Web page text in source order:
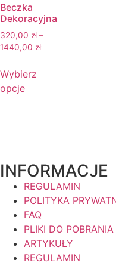
Beczka
Dekoracyjna
320,00 zł –
1440,00 zł
Wybierz
opcje
INFORMACJE
REGULAMIN
POLITYKA
FAQ
PLIKI DO POBRANIA
ARTYKUŁY
REGULAMIN